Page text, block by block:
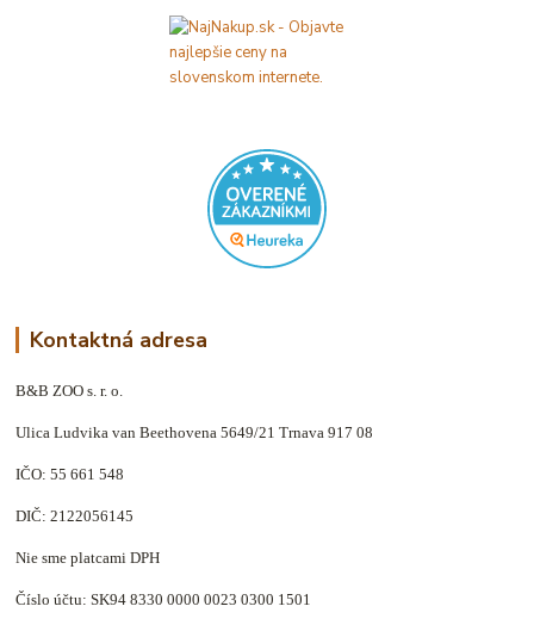
Kontaktná adresa
B&B ZOO s. r. o.
Ulica Ludvika van Beethovena 5649/21 Trnava 917 08
IČO: 55 661 548
DIČ: 2122056145
Nie sme platcami DPH
Číslo účtu: SK94 8330 0000 0023 0300 1501